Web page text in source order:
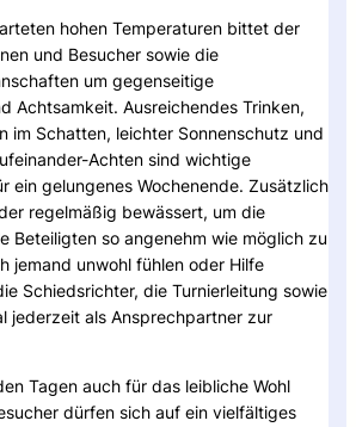
hohen Temperaturen bittet der
und Besucher sowie die
um gegenseitige
Achtsamkeit. Ausreichendes Trinken,
im Schatten, leichter Sonnenschutz und
Achten sind wichtige
ein gelungenes Wochenende. Zusätzlich
regelmäßig bewässert, um die
Beteiligten so angenehm wie möglich zu
jemand unwohl fühlen oder Hilfe
Schiedsrichter, die Turnierleitung sowie
jederzeit als Ansprechpartner zur
Tagen auch für das leibliche Wohl
dürfen sich auf ein vielfältiges